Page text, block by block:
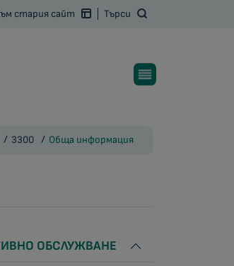
стария сайт Търси
3300 Обща информация
ОБСЛУЖВАНЕ